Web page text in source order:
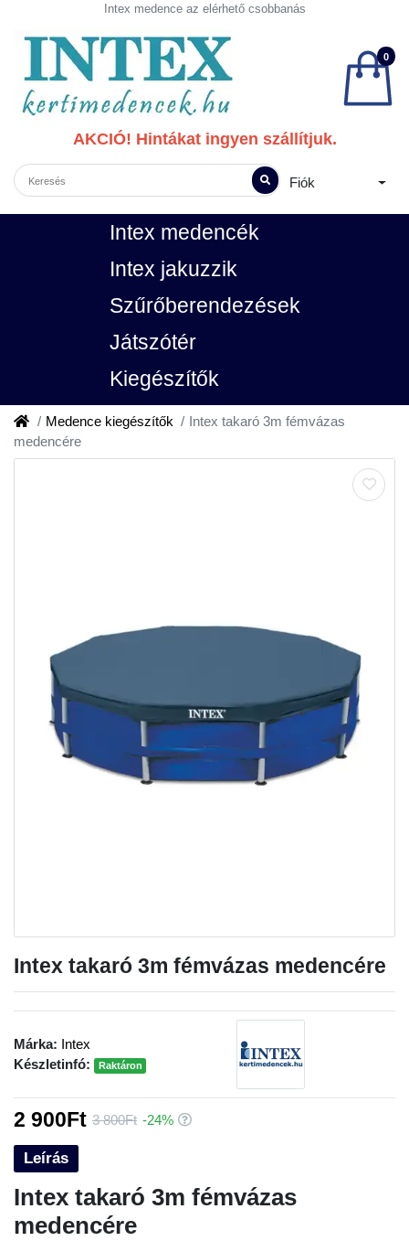
Intex medence az elérhető csobbanás
0
AKCIÓ! Hintákat ingyen szállítjuk.
Fiók
Intex medencék
Intex jakuzzik
Szűrőberendezések
Játszótér
Kiegészítők
Medence kiegészítők
Intex takaró 3m fémvázas
medencére
Intex takaró 3m fémvázas medencére
Leírás
Intex takaró 3m fémvázas
medencére
Márka: Intex
Készletinfó:
Raktáron
2 900Ft 3 800Ft -24%